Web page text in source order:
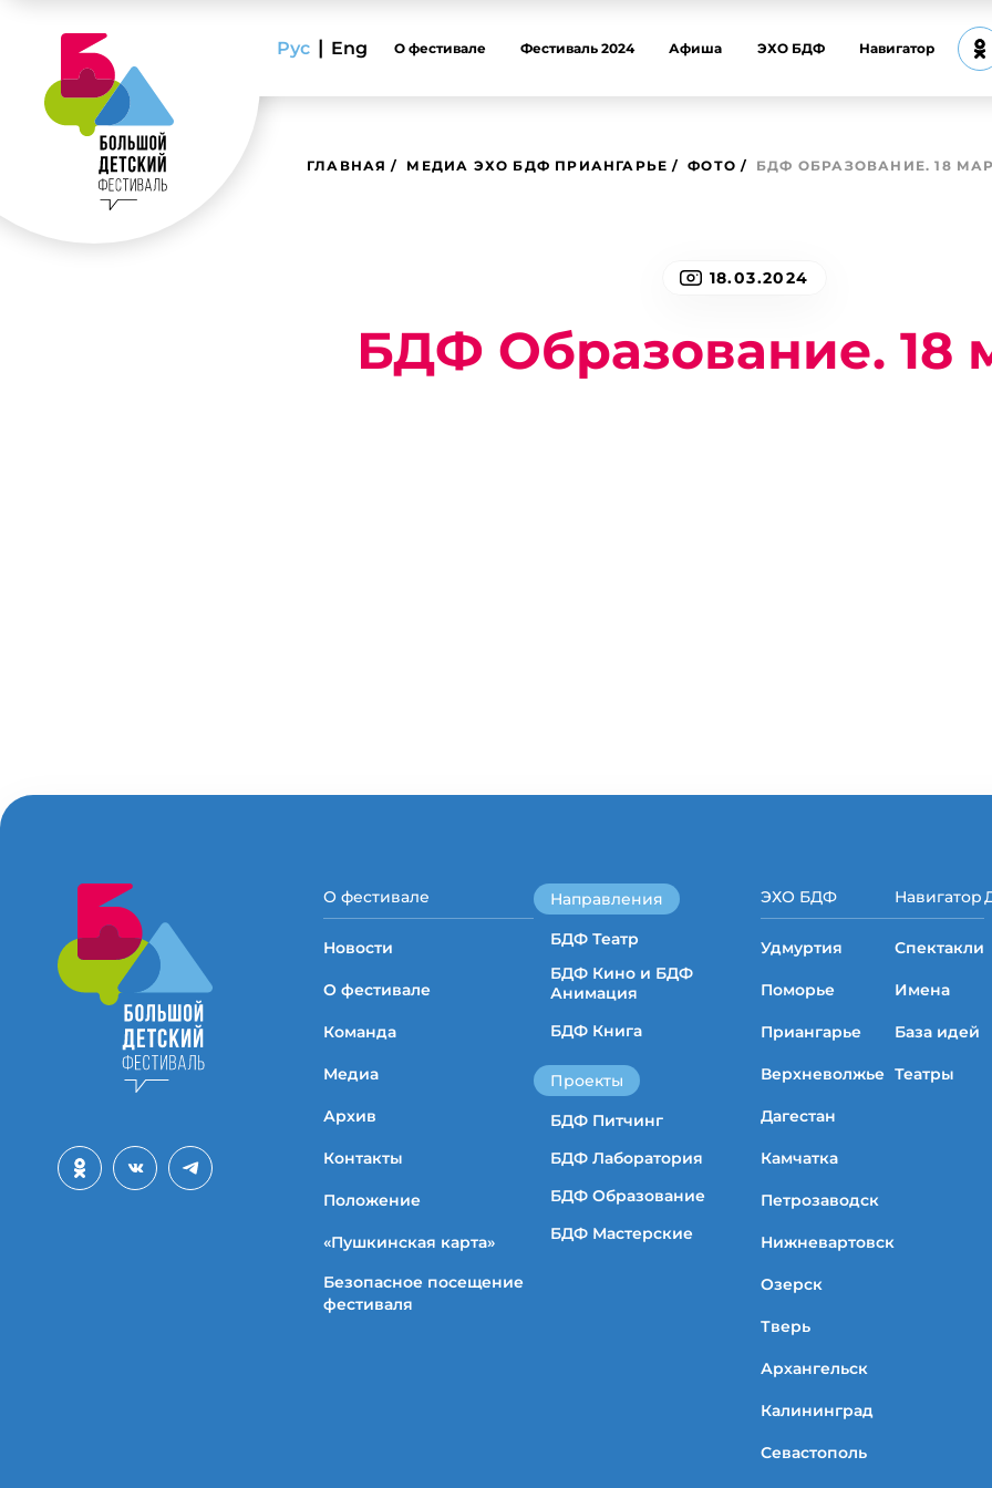
Рус | Eng О фестивале Фестиваль 2024 Афиша ЭХО БДФ Навигатор
ГЛАВНАЯ МЕДИА ЭХО БДФ ПРИАНГАРЬЕ ФОТО БДФ ОБРАЗОВАНИЕ. 18
18.03.2024
БДФ Образование. 18
О фестивале
Новости
О фестивале
Команда
Медиа
Архив
Контакты
Положение
«Пушкинская карта»
Безопасное посещение
фестиваля
Направления
БДФ Театр
БДФ Кино и БДФ
Анимация
БДФ Книга
Проекты
БДФ Питчинг
БДФ Лаборатория
БДФ Образование
БДФ Мастерские
ЭХО БДФ
Удмуртия
Поморье
Приангарье
Верхневолжье
Дагестан
Камчатка
Петрозаводск
Нижневартовск
Озерск
Тверь
Архангельск
Калининград
Севастополь
Навигатор
Спектакли
Имена
База идей
Театры